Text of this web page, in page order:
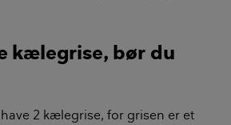
kælegrise, bør du
2 kælegrise, for grisen er et